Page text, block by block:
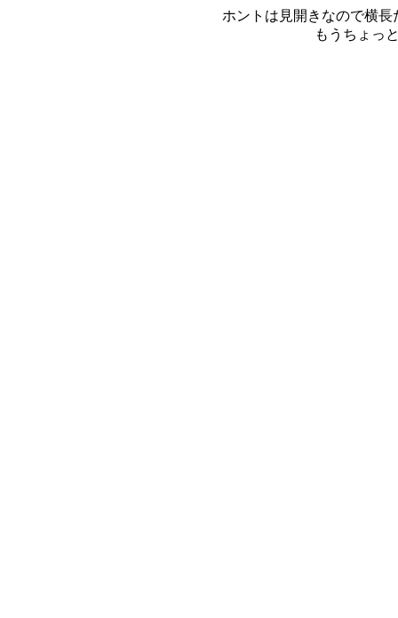
ホントは見開きなので横
もうちょっ